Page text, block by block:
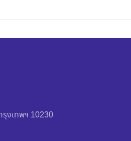
งเทพฯ 10230